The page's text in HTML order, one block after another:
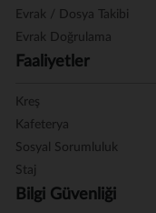
Evrak / Dosya Takibi
Evrak Doğrulama
Faaliyetler
Kreş
Kafeterya
Sosyal Sorumluluk
Staj
Bilgi Güvenliği